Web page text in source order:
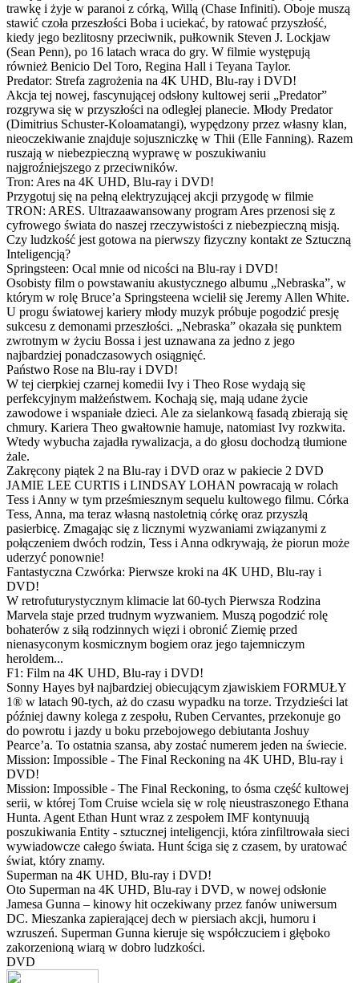
trawkę i żyje w paranoi z córką, Willą (Chase Infiniti). Oboje muszą
stawić czoła przeszłości Boba i uciekać, by ratować przyszłość,
kiedy jego bezlitosny przeciwnik, pułkownik Steven J. Lockjaw
(Sean Penn), po 16 latach wraca do gry. W filmie występują
również Benicio Del Toro, Regina Hall i Teyana Taylor.
Predator: Strefa zagrożenia na 4K UHD, Blu-ray i DVD!
Akcja tej nowej, fascynującej odsłony kultowej serii „Predator”
rozgrywa się w przyszłości na odległej planecie. Młody Predator
(Dimitrius Schuster-Koloamatangi), wypędzony przez własny klan,
nieoczekiwanie znajduje sojuszniczkę w Thii (Elle Fanning). Razem
ruszają w niebezpieczną wyprawę w poszukiwaniu
najgroźniejszego z przeciwników.
Tron: Ares na 4K UHD, Blu-ray i DVD!
Przygotuj się na pełną elektryzującej akcji przygodę w filmie
TRON: ARES. Ultrazaawansowany program Ares przenosi się z
cyfrowego świata do naszej rzeczywistości z niebezpieczną misją.
Czy ludzkość jest gotowa na pierwszy fizyczny kontakt ze Sztuczną
Inteligencją?
Springsteen: Ocal mnie od nicości na Blu-ray i DVD!
Osobisty film o powstawaniu akustycznego albumu „Nebraska”, w
którym w rolę Bruce’a Springsteena wcielił się Jeremy Allen White.
U progu światowej kariery młody muzyk próbuje pogodzić presję
sukcesu z demonami przeszłości. „Nebraska” okazała się punktem
zwrotnym w życiu Bossa i jest uznawana za jedno z jego
najbardziej ponadczasowych osiągnięć.
Państwo Rose na Blu-ray i DVD!
W tej cierpkiej czarnej komedii Ivy i Theo Rose wydają się
perfekcyjnym małżeństwem. Kochają się, mają udane życie
zawodowe i wspaniałe dzieci. Ale za sielankową fasadą zbierają się
chmury. Kariera Theo gwałtownie hamuje, natomiast Ivy rozkwita.
Wtedy wybucha zajadła rywalizacja, a do głosu dochodzą tłumione
żale.
Zakręcony piątek 2 na Blu-ray i DVD oraz w pakiecie 2 DVD
JAMIE LEE CURTIS i LINDSAY LOHAN powracają w rolach
Tess i Anny w tym prześmiesznym sequelu kultowego filmu. Córka
Tess, Anna, ma teraz własną nastoletnią córkę oraz przyszłą
pasierbicę. Zmagając się z licznymi wyzwaniami związanymi z
połączeniem dwóch rodzin, Tess i Anna odkrywają, że piorun może
uderzyć ponownie!
Fantastyczna Czwórka: Pierwsze kroki na 4K UHD, Blu-ray i
DVD!
W retrofuturystycznym klimacie lat 60-tych Pierwsza Rodzina
Marvela staje przed trudnym wyzwaniem. Muszą pogodzić rolę
bohaterów z siłą rodzinnych więzi i obronić Ziemię przed
nienasyconym kosmicznym bogiem oraz jego tajemniczym
heroldem...
F1: Film na 4K UHD, Blu-ray i DVD!
Sonny Hayes był najbardziej obiecującym zjawiskiem FORMUŁY
1® w latach 90-tych, aż do czasu wypadku na torze. Trzydzieści lat
później dawny kolega z zespołu, Ruben Cervantes, przekonuje go
do powrotu i jazdy u boku przebojowego debiutanta Joshuy
Pearce’a. To ostatnia szansa, aby zostać numerem jeden na świecie.
Mission: Impossible - The Final Reckoning na 4K UHD, Blu-ray i
DVD!
Mission: Impossible - The Final Reckoning, to ósma część kultowej
serii, w której Tom Cruise wciela się w rolę nieustraszonego Ethana
Hunta. Agent Ethan Hunt wraz z zespołem IMF kontynuują
poszukiwania Entity - sztucznej inteligencji, która zinfiltrowała sieci
wywiadowcze całego świata. Hunt ściga się z czasem, by uratować
świat, który znamy.
Superman na 4K UHD, Blu-ray i DVD!
Oto Superman na 4K UHD, Blu-ray i DVD, w nowej odsłonie
Jamesa Gunna – kinowy hit oczekiwany przez fanów uniwersum
DC. Mieszanka zapierającej dech w piersiach akcji, humoru i
wzruszeń. Superman Gunna kieruje się współczuciem i głęboko
zakorzenioną wiarą w dobro ludzkości.
DVD